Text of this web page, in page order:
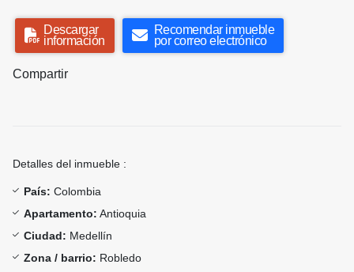
Descargar
información
Recomendar inmueble
por correo electrónico
Compartir
Detalles del inmueble :
País: Colombia
Apartamento: Antioquia
Ciudad: Medellín
Zona / barrio: Robledo